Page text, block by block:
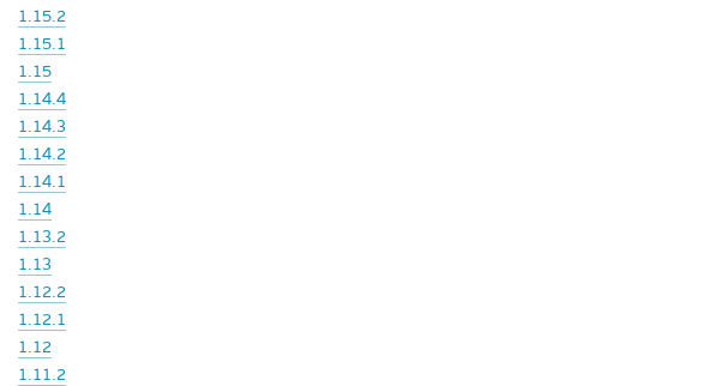
1.15.2
1.15.1
1.15
1.14.4
1.14.3
1.14.2
1.14.1
1.14
1.13.2
1.13
1.12.2
1.12.1
1.12
1.11.2